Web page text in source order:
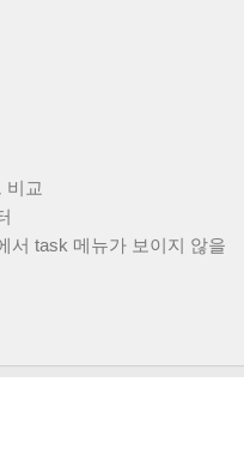
비교
서 task 메뉴가 보이지 않을